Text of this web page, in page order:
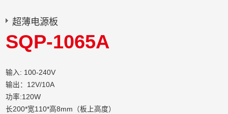
超薄电源板
SQP-1065A
输入: 100-240V
输出：12V/10A
功率:120W
长200*宽110*高8mm（板上高度）